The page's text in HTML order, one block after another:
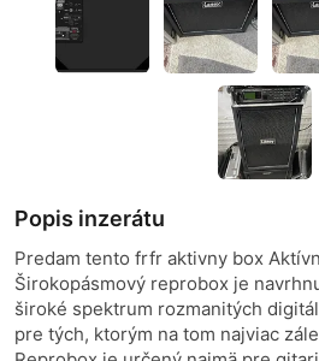
Popis inzerátu
Predam tento frfr aktivny box
Širokopásmový reprobox je
široké spektrum rozmanitých
pre tých, ktorým na tom najviac